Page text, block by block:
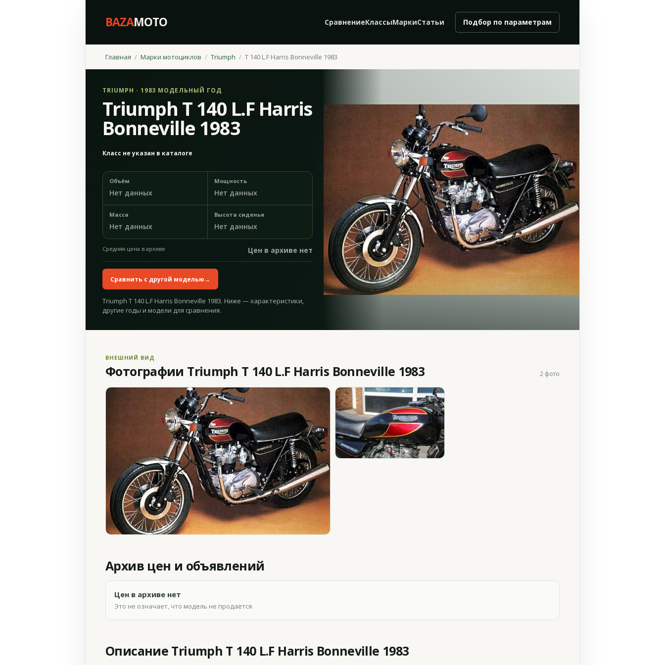
BAZAMOTO СравнениеКлассыМаркиСтатьи Подбор по параметрам
Главная Марки мотоциклов Triumph T 140 L.F Harris Bonneville 1983
TRIUMPH · 1983 МОДЕЛЬНЫЙ ГОД
Triumph T 140 L.F Harris
Bonneville 1983
Класс не указан в каталоге
Объём
Нет данных
Мощность
Нет данных
Масса
Нет данных
Высота сиденья
Нет данных
Средняя цена в архиве Цен в архиве нет
Сравнить с другой моделью→
Triumph T 140 L.F Harris Bonneville 1983. Ниже — характеристики,
другие годы и модели для сравнения.
ВНЕШНИЙ ВИД
Фотографии Triumph T 140 L.F Harris Bonneville 1983 2 фото
Архив цен и объявлений
Цен в архиве нет
Это не означает, что модель не продаётся.
Описание Triumph T 140 L.F Harris Bonneville 1983